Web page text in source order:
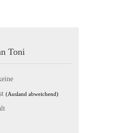
Toni
(Ausland abweichend)